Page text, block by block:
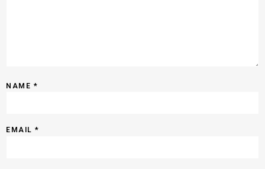
NAME *
EMAIL *